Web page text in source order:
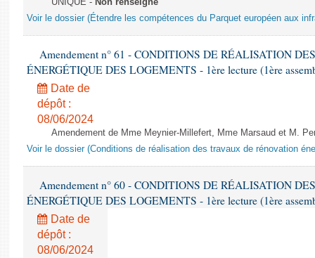
UNIQUE - Non renseigné
Voir le dossier (Étendre les compétences du Parquet européen aux
Amendement n° 61 - CONDITIONS DE RÉALISATION
ÉNERGÉTIQUE DES LOGEMENTS - 1ère lecture (1ère
Date de
dépôt :
08/06/2024
Amendement de Mme Meynier-Millefert, Mme Marsaud et M.
Voir le dossier (Conditions de réalisation des travaux de rénovation
Amendement n° 60 - CONDITIONS DE RÉALISATION
ÉNERGÉTIQUE DES LOGEMENTS - 1ère lecture (1ère
Date de
dépôt :
08/06/2024